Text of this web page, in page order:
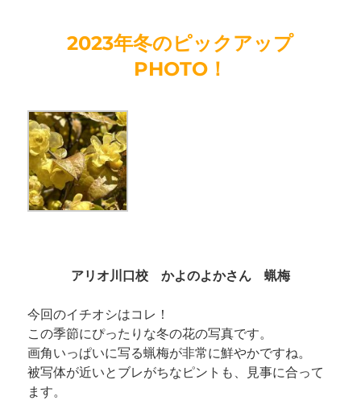
2023年冬のピックアップ
PHOTO！
アリオ川口校 かよのよかさん 蝋梅
今回のイチオシはコレ！
この季節にぴったりな冬の花の写真です。
画角いっぱいに写る蝋梅が非常に鮮やかですね。
被写体が近いとブレがちなピントも、見事に合って
ます。